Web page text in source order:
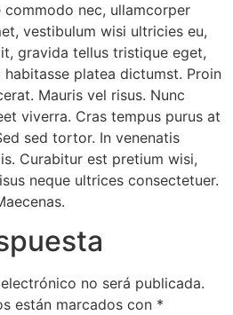
commodo nec, ullamcorper
vestibulum wisi ultricies eu,
gravida tellus tristique eget,
platea dictumst. Proin
Mauris vel risus. Nunc
viverra. Cras tempus purus at
sed tortor. In venenatis
Curabitur est pretium wisi,
neque ultrices consectetuer.
no será publicada.
están marcados con *